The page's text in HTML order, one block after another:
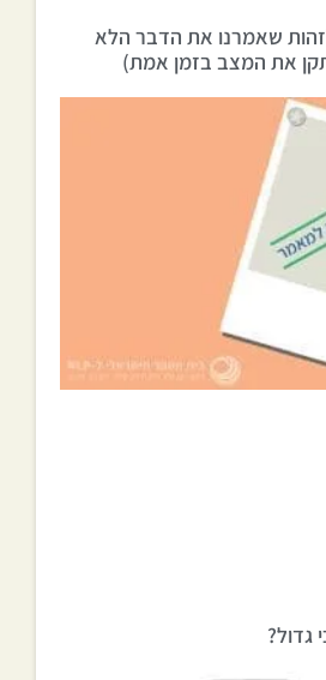
שאמרנו את הדבר הלא
גדול?